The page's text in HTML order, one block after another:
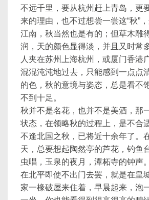
不远千里，要从杭州赶上青岛，更
来的理由，也不过想尝一尝这“秋”
江南，秋当然也是有的；但草木雕
润，天的颜色显得淡，并且又时常
人夹在苏州上海杭州，或厦门香港
混混沌沌地过去，只能感到一点点
的色，秋的意境与姿态，总是看不
不到十足。
秋并不是名花，也并不是美酒，那
状态，在领略秋的过程上，是不合
不逢北国之秋，已将近十余年了。
天，总要想起陶然亭的芦花，钓鱼
虫唱，玉泉的夜月，潭柘寺的钟声。
在北平即使不出门去罢，就是在皇
家一椽破屋来住着，早晨起来，泡